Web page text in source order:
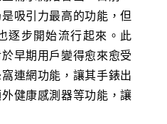
吸引力最高的功能，但
逐步開始流行起來。此
早期用戶變得愈來愈受
連網功能，讓其手錶出
健康感測器等功能，讓